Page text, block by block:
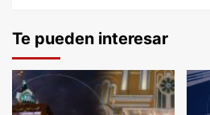
Te pueden interesar